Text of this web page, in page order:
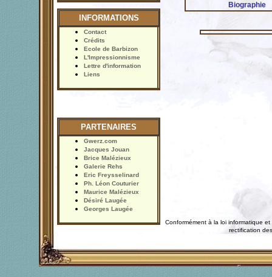
INFORMATIONS
Contact
Crédits
Ecole de Barbizon
L'Impressionnisme
Lettre d'information
Liens
PARTENAIRES
Gwerz.com
Jacques Jouan
Brice Malézieux
Galerie Rehs
Eric Freysselinard
Ph. Léon Couturier
Maurice Malézieux
Désiré Laugée
Georges Laugée
Biographie
Conformément à la loi informatique
rectification